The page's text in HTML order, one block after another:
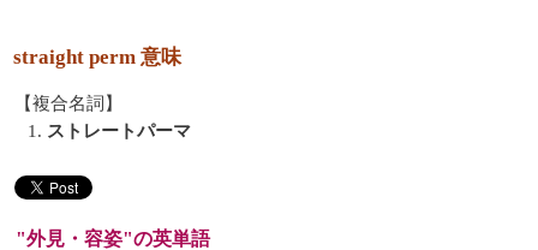
straight perm 意味
【複合名詞】
1. ストレートパーマ
"外見・容姿"の英単語